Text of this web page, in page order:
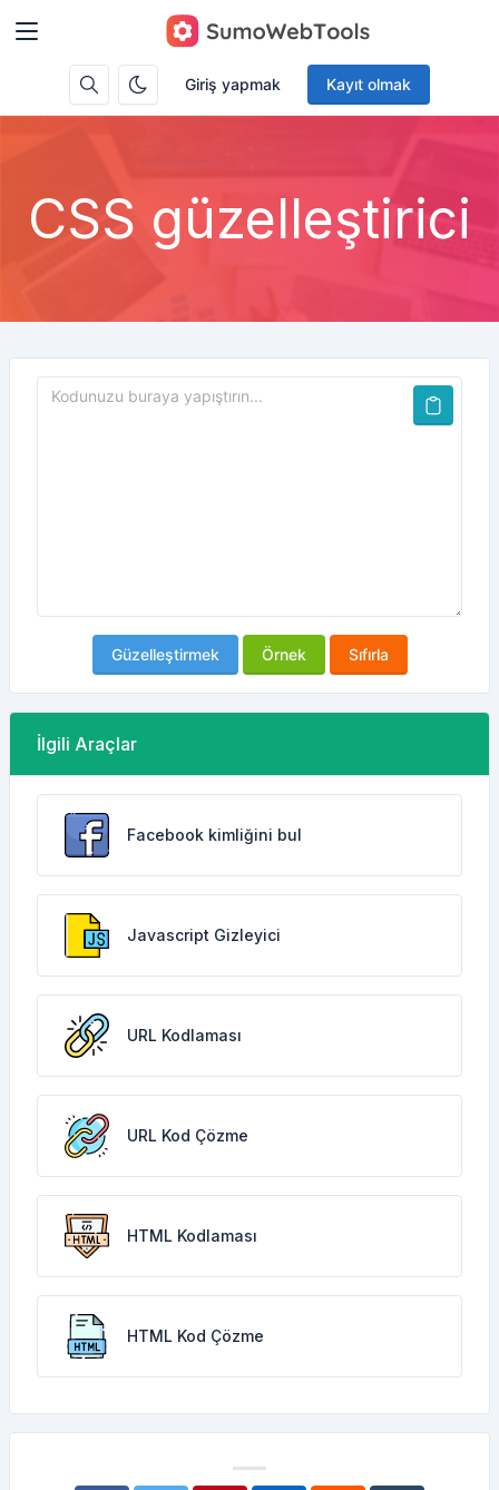
Giriş yapmak Kayıt olmak
CSS güzelleştirici
Güzelleştirmek Örnek Sıfırla
İlgili Araçlar
Facebook kimliğini bul
Javascript Gizleyici
URL Kodlaması
URL Kod Çözme
HTML Kodlaması
HTML Kod Çözme